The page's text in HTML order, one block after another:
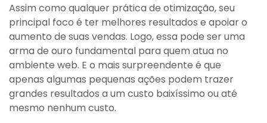
Assim como qualquer prática de otimização, seu
principal foco é ter melhores resultados e apoiar o
aumento de suas vendas. Logo, essa pode ser uma
arma de ouro fundamental para quem atua no
ambiente web. E o mais surpreendente é que
apenas algumas pequenas ações podem trazer
grandes resultados a um custo baixíssimo ou até
mesmo nenhum custo.